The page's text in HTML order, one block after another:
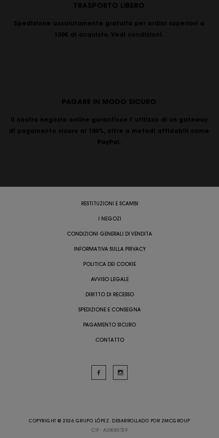
TRASPORTO LIBERO
Spedizione assolutamente gratuita per ordini superiori a
100€ di acquisto. Vedi condizioni.
PAGARE IN MODO SICURO
Il nostro negozio online garantisce l' utilizzo di un gateway
di pagamento sicuro al 100%, oltre a metodi affidabili come
PayPal.
RESTITUZIONI E SCAMBI
I NEGOZI
CONDIZIONI GENERALI DI VENDITA
INFORMATIVA SULLA PRIVACY
POLITICA DEI COOKIE
AVVISO LEGALE
DIRITTO DI RECESSO
SPEDIZIONE E CONSEGNA
PAGAMENTO SICURO
CONTATTO
COPYRIGHT @ 2026 GRUPO LÓPEZ. DESARROLLADO POR 2MCGROUP
CIF: A35085729